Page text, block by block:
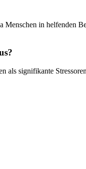
in helfenden
signifikante